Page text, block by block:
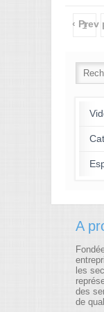
‹ Prev
1
13
19
25
43
49
55
61
A
les
des
de